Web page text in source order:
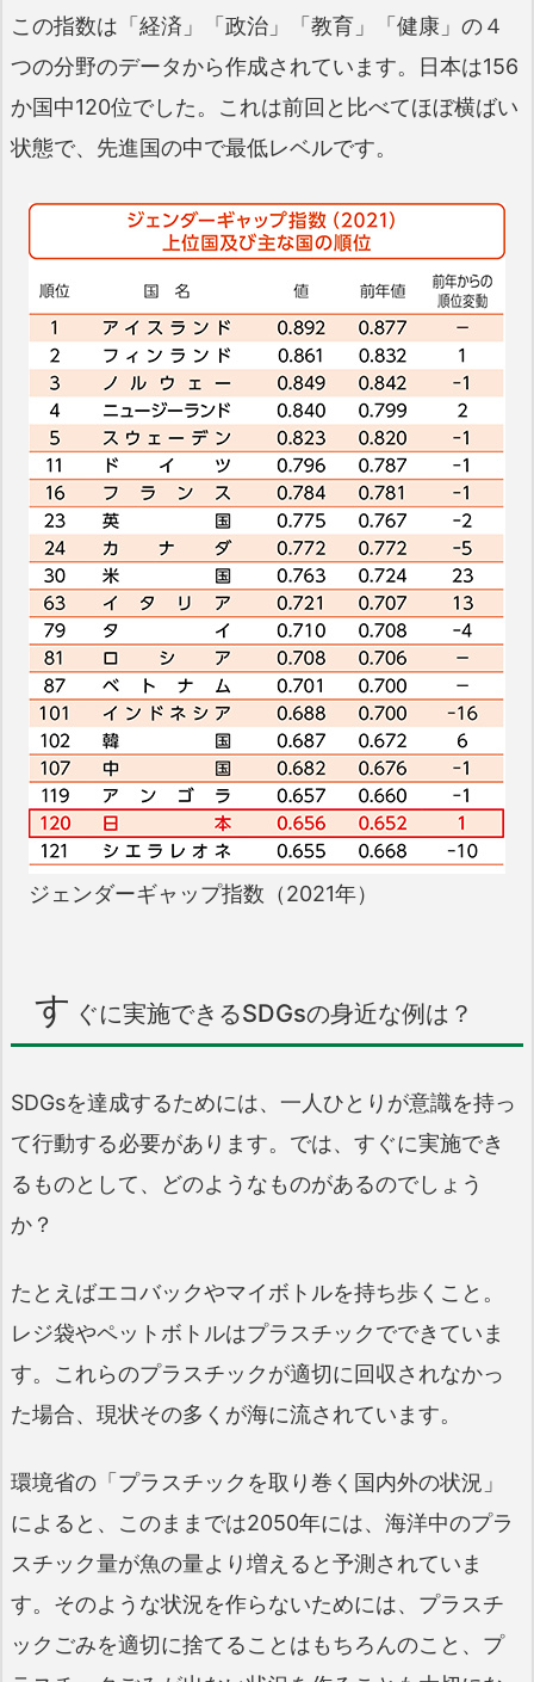
この指数は「経済」「政治」「教育」「健康」の４
つの分野のデータから作成されています。日本は156
か国中120位でした。これは前回と比べてほぼ横ばい
状態で、先進国の中で最低レベルです。
ジェンダーギャップ指数（2021年）
す ぐに実施できるSDGsの身近な例は？
SDGsを達成するためには、一人ひとりが意識を持っ
て行動する必要があります。では、すぐに実施でき
るものとして、どのようなものがあるのでしょう
か？
たとえばエコバックやマイボトルを持ち歩くこと。
レジ袋やペットボトルはプラスチックでできていま
す。これらのプラスチックが適切に回収されなかっ
た場合、現状その多くが海に流されています。
環境省の「プラスチックを取り巻く国内外の状況」
によると、このままでは2050年には、海洋中のプラ
スチック量が魚の量より増えると予測されていま
す。そのような状況を作らないためには、プラスチ
ックごみを適切に捨てることはもちろんのこと、プ